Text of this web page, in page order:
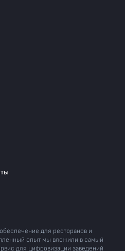
для ресторанов и
опыт мы вложили в самый
для цифровизации заведений